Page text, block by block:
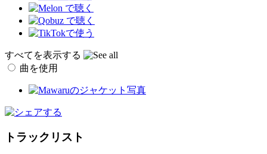
すべてを表示する
曲を使用
トラックリスト